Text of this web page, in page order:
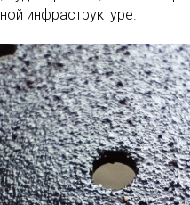
инфраструктуре.